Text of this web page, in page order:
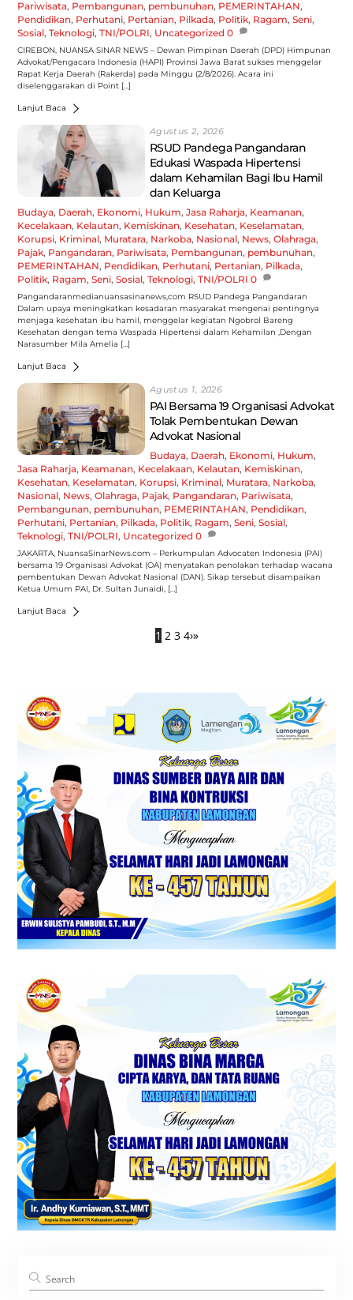
Pariwisata, Pembangunan, pembunuhan, PEMERINTAHAN,
Pendidikan, Perhutani, Pertanian, Pilkada, Politik, Ragam,Seni,
Sosial,Teknologi,TNI/POLRI, Uncategorized 0
CIREBON, NUANSA SINAR NEWS – Dewan Pimpinan Daerah (DPD) Himpunan
Advokat/Pengacara Indonesia (HAPI) Provinsi Jawa Barat sukses menggelar
Rapat Kerja Daerah (Rakerda) pada Minggu (2/8/2026). Acara ini
diselenggarakan di Point […]
Lanjut Baca
Agustus 2, 2026
RSUD Pandega Pangandaran
Edukasi Waspada Hipertensi
dalam Kehamilan Bagi Ibu Hamil
dan Keluarga
Budaya, Daerah, Ekonomi, Hukum,Jasa Raharja, Keamanan,
Kecelakaan, Kelautan, Kemiskinan, Kesehatan, Keselamatan,
Korupsi, Kriminal, Muratara, Narkoba, Nasional, News,Olahraga,
Pajak, Pangandaran, Pariwisata, Pembangunan, pembunuhan,
PEMERINTAHAN, Pendidikan, Perhutani, Pertanian, Pilkada,
Politik, Ragam,Seni,Sosial,Teknologi,TNI/POLRI 0
Pangandaranmedianuansasinanews,com RSUD Pandega Pangandaran
Dalam upaya meningkatkan kesadaran masyarakat mengenai pentingnya
menjaga kesehatan ibu hamil, menggelar kegiatan Ngobrol Bareng
Kesehatan dengan tema Waspada Hipertensi dalam Kehamilan ,Dengan
Narasumber Mila Amelia […]
Lanjut Baca
Agustus 1, 2026
PAI Bersama 19 Organisasi Advokat
Tolak Pembentukan Dewan
Advokat Nasional
Budaya, Daerah, Ekonomi, Hukum,
Jasa Raharja, Keamanan, Kecelakaan, Kelautan, Kemiskinan,
Kesehatan, Keselamatan, Korupsi, Kriminal, Muratara, Narkoba,
Nasional, News,Olahraga, Pajak, Pangandaran, Pariwisata,
Pembangunan, pembunuhan, PEMERINTAHAN, Pendidikan,
Perhutani, Pertanian, Pilkada, Politik, Ragam,Seni,Sosial,
Teknologi,TNI/POLRI, Uncategorized 0
JAKARTA, NuansaSinarNews.com – Perkumpulan Advocaten Indonesia (PAI)
bersama 19 Organisasi Advokat (OA) menyatakan penolakan terhadap wacana
pembentukan Dewan Advokat Nasional (DAN). Sikap tersebut disampaikan
Ketua Umum PAI, Dr. Sultan Junaidi, […]
Lanjut Baca
1 2 3 4›»